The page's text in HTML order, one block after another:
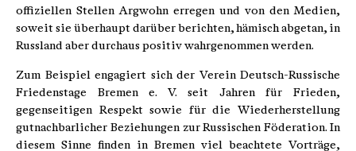
offiziellen Stellen Argwohn erregen und von den Medien,
soweit sie überhaupt darüber berichten, hämisch abgetan, in
Russland aber durchaus positiv wahrgenommen werden.
Zum Beispiel engagiert sich der Verein Deutsch-Russische
Friedenstage Bremen e. V. seit Jahren für Frieden,
gegenseitigen Respekt sowie für die Wiederherstellung
gutnachbarlicher Beziehungen zur Russischen Föderation. In
diesem Sinne finden in Bremen viel beachtete Vorträge,